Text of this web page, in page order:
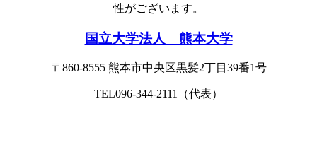
性がございます。
国立大学法人 熊本大学
〒860-8555 熊本市中央区黒髪2丁目39番1号
TEL096-344-2111（代表）